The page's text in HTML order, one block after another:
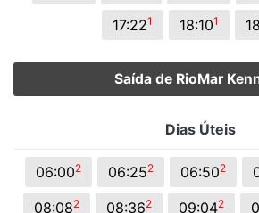
17:221 18:101
Saída de RioMar
Dias Úteis
06:002 06:252 06:502
08:082 08:362 09:042